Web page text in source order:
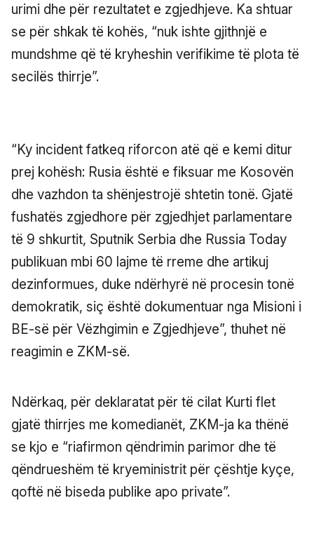
urimi dhe për rezultatet e zgjedhjeve. Ka shtuar
se për shkak të kohës, “nuk ishte gjithnjë e
mundshme që të kryheshin verifikime të plota të
secilës thirrje”.
“Ky incident fatkeq riforcon atë që e kemi ditur
prej kohësh: Rusia është e fiksuar me Kosovën
dhe vazhdon ta shënjestrojë shtetin tonë. Gjatë
fushatës zgjedhore për zgjedhjet parlamentare
të 9 shkurtit, Sputnik Serbia dhe Russia Today
publikuan mbi 60 lajme të rreme dhe artikuj
dezinformues, duke ndërhyrë në procesin tonë
demokratik, siç është dokumentuar nga Misioni i
BE-së për Vëzhgimin e Zgjedhjeve”, thuhet në
reagimin e ZKM-së.
Ndërkaq, për deklaratat për të cilat Kurti flet
gjatë thirrjes me komedianët, ZKM-ja ka thënë
se kjo e “riafirmon qëndrimin parimor dhe të
qëndrueshëm të kryeministrit për çështje kyçe,
qoftë në biseda publike apo private”.